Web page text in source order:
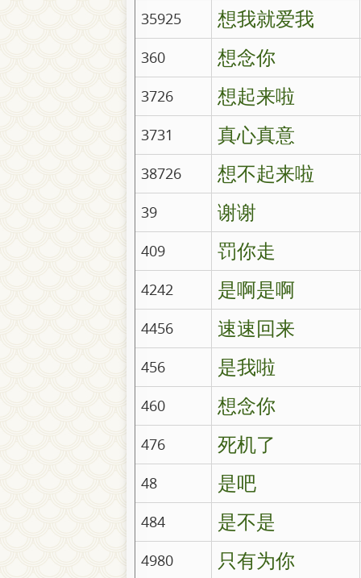
35925 想我就爱我
360 想念你
3726 想起来啦
3731 真心真意
38726 想不起来啦
39 谢谢
409 罚你走
4242 是啊是啊
4456 速速回来
456 是我啦
460 想念你
476 死机了
48 是吧
484 是不是
4980 只有为你